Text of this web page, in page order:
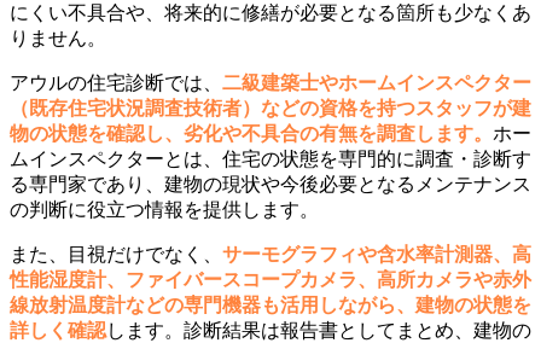
にくい不具合や、将来的に修繕が必要となる箇所も少なくあ
りません。
アウルの住宅診断では、 二級建築士やホームインスペクター
（既存住宅状況調査技術者）などの資格を持つスタッフが建
物の状態を確認し、劣化や不具合の有無を調査します。 ホー
ムインスペクターとは、住宅の状態を専門的に調査・診断す
る専門家であり、建物の現状や今後必要となるメンテナンス
の判断に役立つ情報を提供します。
また、目視だけでなく、 サーモグラフィや含水率計測器、高
性能湿度計、ファイバースコープカメラ、高所カメラや赤外
線放射温度計などの専門機器も活用しながら、建物の状態を
詳しく確認します。診断結果は報告書としてまとめ、建物の